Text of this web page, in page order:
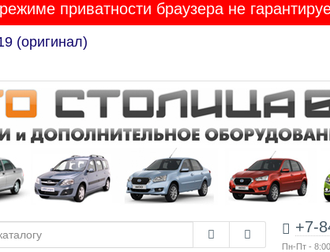
приватности браузера не
(оригинал)
+7-
Пн-Пт -